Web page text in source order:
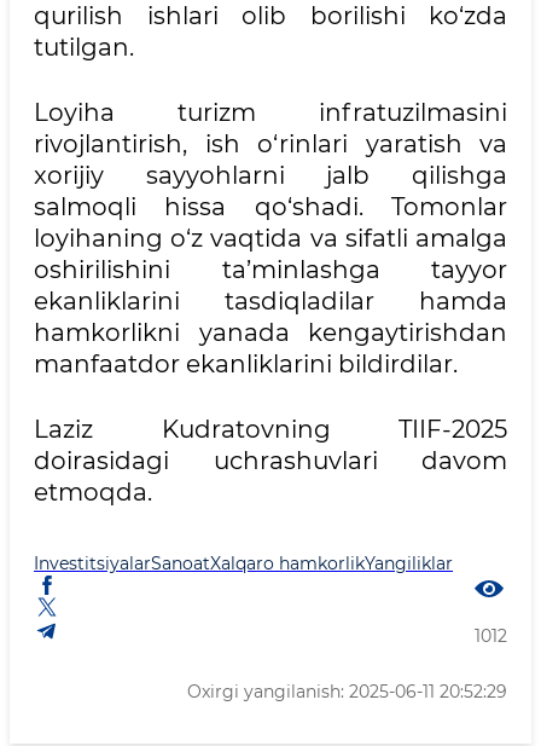
qurilish ishlari olib borilishi ko‘zda
tutilgan.
Loyiha turizm infratuzilmasini
rivojlantirish, ish o‘rinlari yaratish va
xorijiy sayyohlarni jalb qilishga
salmoqli hissa qo‘shadi. Tomonlar
loyihaning o‘z vaqtida va sifatli amalga
oshirilishini ta’minlashga tayyor
ekanliklarini tasdiqladilar hamda
hamkorlikni yanada kengaytirishdan
manfaatdor ekanliklarini bildirdilar.
Laziz Kudratovning TIIF-2025
doirasidagi uchrashuvlari davom
etmoqda.
InvestitsiyalarSanoatXalqaro hamkorlikYangiliklar
1012
Oxirgi yangilanish: 2025-06-11 20:52:29